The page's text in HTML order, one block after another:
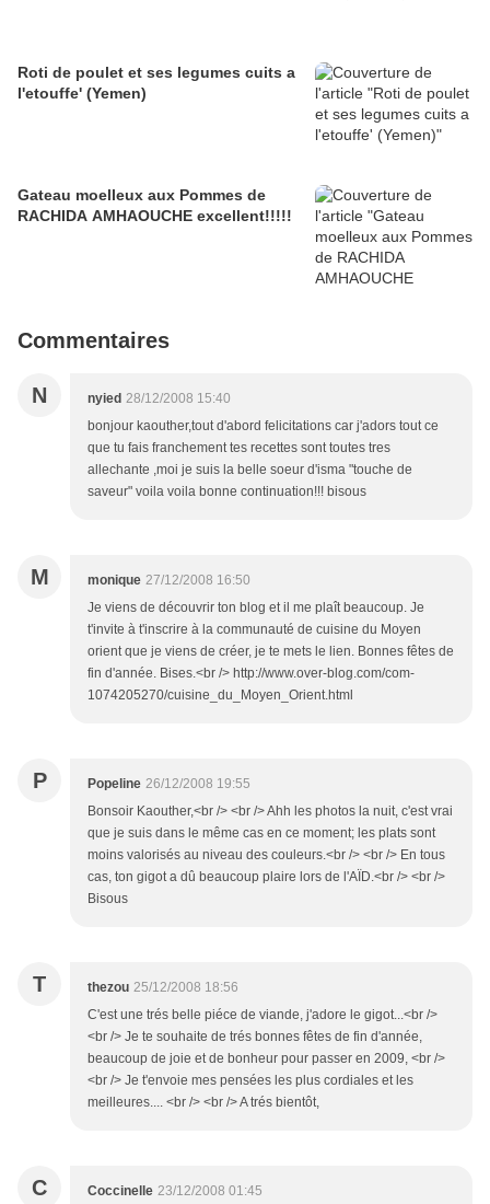
Roti de poulet et ses legumes cuits a
l'etouffe' (Yemen)
Gateau moelleux aux Pommes de
RACHIDA AMHAOUCHE excellent!!!!!
Commentaires
N nyied 28/12/2008 15:40
bonjour kaouther,tout d'abord felicitations car j'adors tout ce
que tu fais franchement tes recettes sont toutes tres
allechante ,moi je suis la belle soeur d'isma "touche de
saveur" voila voila bonne continuation!!! bisous
M monique 27/12/2008 16:50
Je viens de découvrir ton blog et il me plaît beaucoup. Je
t'invite à t'inscrire à la communauté de cuisine du Moyen
orient que je viens de créer, je te mets le lien. Bonnes fêtes de
fin d'année. Bises.<br /> http://www.over-blog.com/com-
1074205270/cuisine_du_Moyen_Orient.html
P Popeline 26/12/2008 19:55
Bonsoir Kaouther,<br /> <br /> Ahh les photos la nuit, c'est vrai
que je suis dans le même cas en ce moment; les plats sont
moins valorisés au niveau des couleurs.<br /> <br /> En tous
cas, ton gigot a dû beaucoup plaire lors de l'AÏD.<br /> <br />
Bisous
T thezou 25/12/2008 18:56
C'est une trés belle piéce de viande, j'adore le gigot...<br />
<br /> Je te souhaite de trés bonnes fêtes de fin d'année,
beaucoup de joie et de bonheur pour passer en 2009, <br />
<br /> Je t'envoie mes pensées les plus cordiales et les
meilleures.... <br /> <br /> A trés bientôt,
C Coccinelle 23/12/2008 01:45